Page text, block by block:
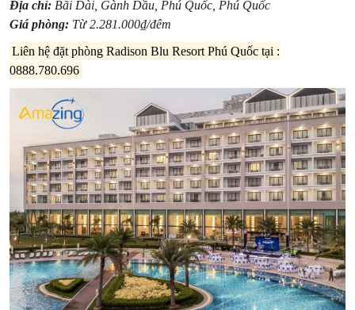
Địa chỉ: Bãi Dài, Gành Dầu, Phú Quốc, Phú Quốc
Giá phòng: Từ 2.281.000₫/đêm
Liên hệ đặt phòng Radison Blu Resort Phú Quốc tại :
0888.780.696